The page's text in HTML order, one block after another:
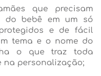
que precisam
do bebê em um só
e de fácil
tema e o nome do
o que traz toda
na personalização;